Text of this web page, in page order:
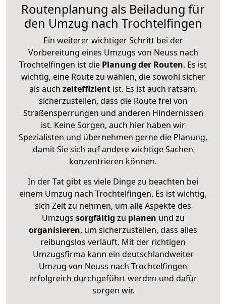
Routenplanung als Beiladung für
den Umzug nach Trochtelfingen
Ein weiterer wichtiger Schritt bei der
Vorbereitung eines Umzugs von Neuss nach
Trochtelfingen ist die Planung der Routen. Es ist
wichtig, eine Route zu wählen, die sowohl sicher
als auch zeiteffizientist. Es ist auch ratsam,
sicherzustellen, dass die Route frei von
Straßensperrungen und anderen Hindernissen
ist. Keine Sorgen, auch hier haben wir
Spezialisten und übernehmen gerne die Planung,
damit Sie sich auf andere wichtige Sachen
konzentrieren können.
In der Tat gibt es viele Dinge zu beachten bei
einem Umzug nach Trochtelfingen. Es ist wichtig,
sich Zeit zu nehmen, um alle Aspekte des
Umzugs sorgfältig zu planen und zu
organisieren, um sicherzustellen, dass alles
reibungslos verläuft. Mit der richtigen
Umzugsfirma kann ein deutschlandweiter
Umzug von Neuss nach Trochtelfingen
erfolgreich durchgeführt werden und dafür
sorgen wir.